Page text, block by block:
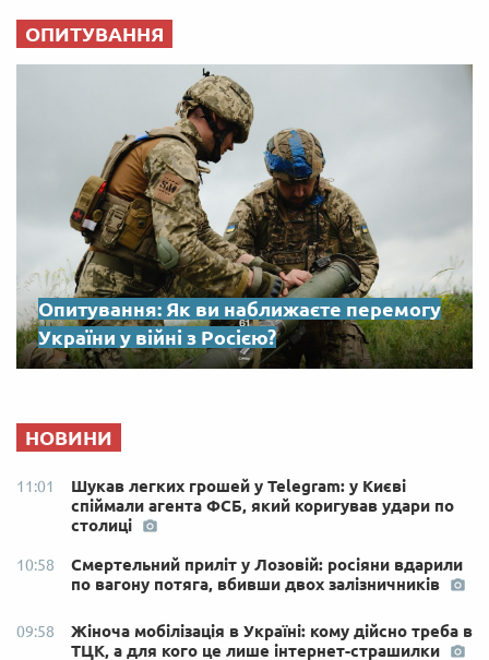
ОПИТУВАННЯ
Опитування: Як ви наближаєте перемогу
України у війні з Росією?
НОВИНИ
11:01
Шукав легких грошей у Telegram: у Києві
спіймали агента ФСБ, який коригував удари по
столиці
10:58
Смертельний приліт у Лозовій: росіяни вдарили
по вагону потяга, вбивши двох залізничників
09:58
Жіноча мобілізація в Україні: кому дійсно треба в
ТЦК, а для кого це лише інтернет-страшилки